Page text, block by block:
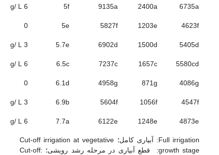
6735a
2400a
9135a
5f
6 g/ L
4623f
1203e
5827f
5e
0
5405d
1500d
6902d
5.7e
3 g/ L
5580cd
1657c
7237c
6.5c
6 g/ L
4086g
871g
4958g
6.1d
0
4547f
1056f
5604f
6.9b
3 g/ L
4873e
1248e
6122e
7.7a
6 g/ L
Full irrigation: آبیاری کامل؛‏ ‏Cut-off irrigation at ‎vegetative
growth ‎stage: قطع آبیاری در مرحله رشد رویشی؛‏ :Cut-off